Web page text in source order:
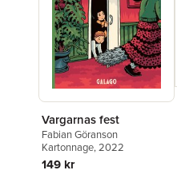
Vargarnas fest
Fabian Göranson
Kartonnage, 2022
149 kr